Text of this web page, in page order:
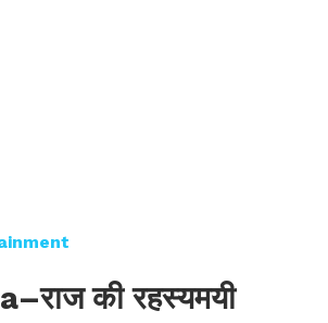
की रहस्यमयी